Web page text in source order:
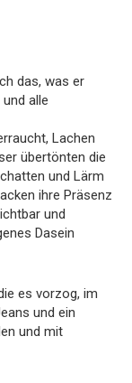
das, was er
alle
Lachen
übertönten die
und Lärm
ihre Präsenz
und
Dasein
es vorzog, im
und ein
und mit